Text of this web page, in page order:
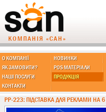
КОМПАНІЯ «САН»
О КОМПАНІЇ
НОВИНКИ
ЯК ЗАМОВИТИ?
POS МАТЕРІАЛИ
НАШІ ПОСЛУГИ
ПРОДУКЦІЯ
КОНТАКТИ
МЫ ДЕЛАЕМ:
Підставки із пластику
Новинки !!!
PP-223: ПІДСТАВКА ДЛЯ РЕКЛАМИ НА